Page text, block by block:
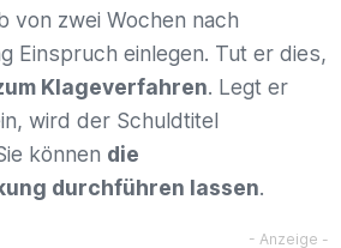
von zwei Wochen nach
Einspruch einlegen. Tut er dies,
Klageverfahren. Legt er
wird der Schuldtitel
können die
durchführen lassen.